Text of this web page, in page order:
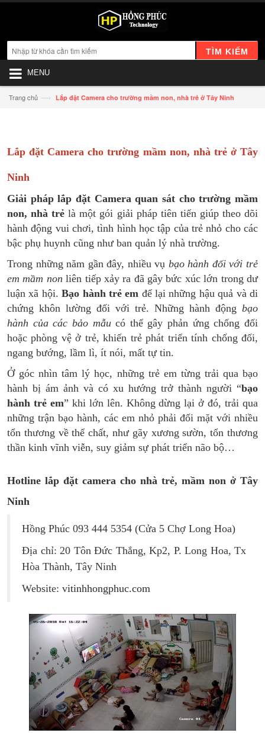
TÌM KIẾM
MENU
Trang chủ —› Lắp đặt Camera cho trường mầm non, nhà trẻ ở Tây Ninh
Lắp đặt Camera cho trường mầm non, nhà trẻ ở Tây
Ninh
Giải pháp lắp đặt Camera quan sát cho trường mầm
non, nhà trẻ là một gói giải pháp tiên tiến giúp theo dõi
hành động vui chơi, tình hình học tập của trẻ nhỏ cho các
bậc phụ huynh cũng như ban quản lý nhà trường.
Trong những năm gần đây, nhiều vụ bạo hành đối với trẻ
em mầm non liên tiếp xảy ra đã gây bức xúc lớn trong dư
luận xã hội.Bạo hành trẻ em để lại những hậu quả và di
chứng khôn lường đối với trẻ. Những hành động bạo
hành của các bảo mẫucó thể gây phản ứng chống đối
hoặc phòng vệ ở trẻ, khiến trẻ phát triển tính chống đối,
ngang bướng, lầm lì, ít nói, mất tự tin.
Ở góc nhìn tâm lý học, những trẻ em từng trải qua bạo
hành bị ám ảnh và có xu hướng trở thành người “bạo
hành trẻ em” khi lớn lên. Không dừng lại ở đó, trải qua
những trận bạo hành, các em nhỏ phải đối mặt với nhiều
tổn thương về thể chất, như gãy xương sườn, tổn thương
thần kinh vĩnh viễn, suy giảm sự phát triển não bộ…
Hotline lắp đặt camera cho nhà trẻ, mầm non ở Tây
Ninh
Hồng Phúc 093 444 5354 (Cửa 5 Chợ Long Hoa)
Địa chỉ: 20 Tôn Đức Thắng, Kp2, P. Long Hoa, Tx
Hòa Thành, Tây Ninh
Website: vitinhhongphuc.com